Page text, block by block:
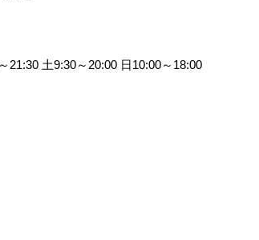
土9:30～20:00 日10:00～18:00